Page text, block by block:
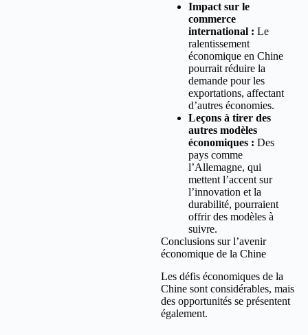
Impact sur le
commerce
international : Le
ralentissement
économique en Chine
pourrait réduire la
demande pour les
exportations, affectant
d’autres économies.
Leçons à tirer des
autres modèles
économiques : Des
pays comme
l’Allemagne, qui
mettent l’accent sur
l’innovation et la
durabilité, pourraient
offrir des modèles à
suivre.
Conclusions sur l’avenir
économique de la Chine
Les défis économiques de la
Chine sont considérables, mais
des opportunités se présentent
également.